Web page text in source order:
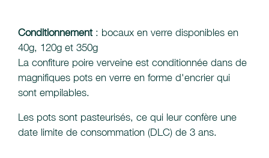
Conditionnement: bocaux en verre disponibles en
40g, 120g et 350g
La confiture poire verveine est conditionnée dans de
magnifiques pots en verre en forme d'encrier qui
sont empilables.
Les pots sont pasteurisés, ce qui leur confère une
date limite de consommation (DLC) de 3 ans.